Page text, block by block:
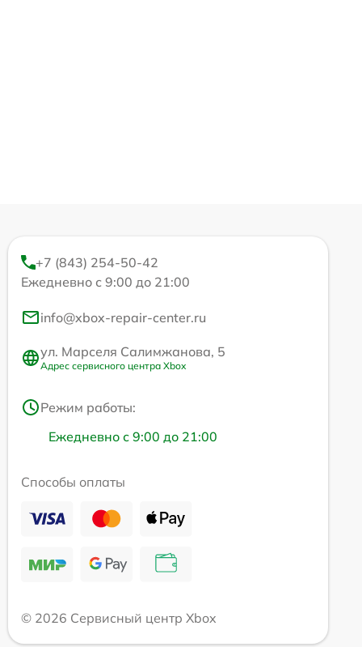
+7 (843) 254-50-42
Ежедневно с 9:00 до 21:00
info@xbox-repair-center.ru
ул. Марселя Салимжанова, 5
Адрес сервисного центра Xbox
Режим работы:
Ежедневно с 9:00 до 21:00
Способы оплаты
© 2026 Сервисный центр Xbox